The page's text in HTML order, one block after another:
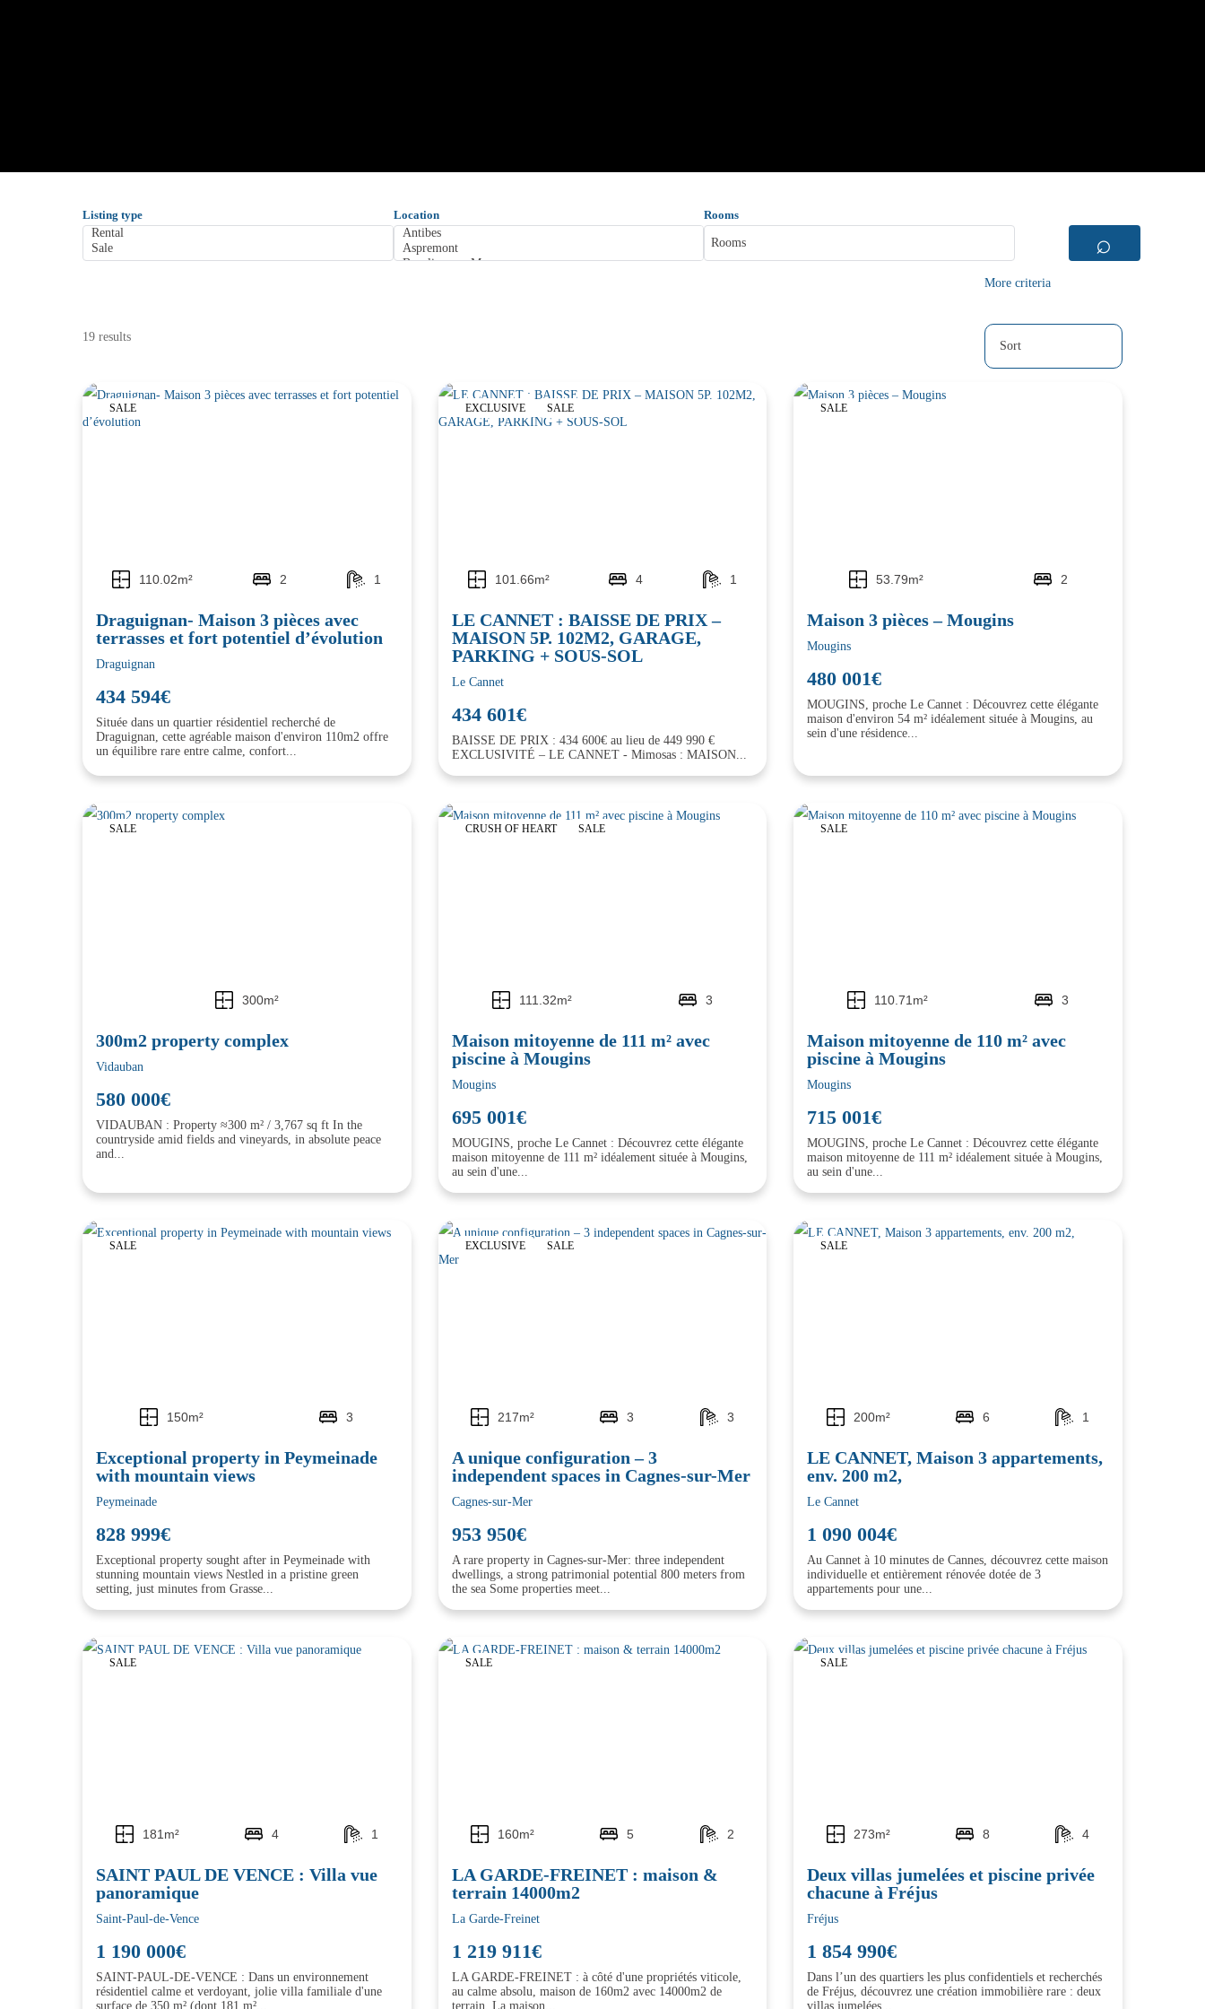
Listing type Location Rooms
More criteria
⌕
19 results
SALE
110.02m² 2 1
Draguignan- Maison 3 pièces avec
terrasses et fort potentiel d’évolution
Draguignan
434 594€
Située dans un quartier résidentiel recherché de
Draguignan, cette agréable maison d'environ 110m2 offre
un équilibre rare entre calme, confort...
EXCLUSIVE SALE
101.66m² 4 1
LE CANNET : BAISSE DE PRIX –
MAISON 5P. 102M2, GARAGE,
PARKING + SOUS-SOL
Le Cannet
434 601€
BAISSE DE PRIX : 434 600€ au lieu de 449 990 €
EXCLUSIVITÉ – LE CANNET - Mimosas : MAISON...
SALE
53.79m² 2
Maison 3 pièces – Mougins
Mougins
480 001€
MOUGINS, proche Le Cannet : Découvrez cette élégante
maison d'environ 54 m² idéalement située à Mougins, au
sein d'une résidence...
SALE
300m²
300m2 property complex
Vidauban
580 000€
VIDAUBAN : Property ≈300 m² / 3,767 sq ft In the
countryside amid fields and vineyards, in absolute peace
and...
CRUSH OF HEART SALE
111.32m² 3
Maison mitoyenne de 111 m² avec
piscine à Mougins
Mougins
695 001€
MOUGINS, proche Le Cannet : Découvrez cette élégante
maison mitoyenne de 111 m² idéalement située à Mougins,
au sein d'une...
SALE
110.71m² 3
Maison mitoyenne de 110 m² avec
piscine à Mougins
Mougins
715 001€
MOUGINS, proche Le Cannet : Découvrez cette élégante
maison mitoyenne de 111 m² idéalement située à Mougins,
au sein d'une...
SALE
150m² 3
Exceptional property in Peymeinade
with mountain views
Peymeinade
828 999€
Exceptional property sought after in Peymeinade with
stunning mountain views Nestled in a pristine green
setting, just minutes from Grasse...
EXCLUSIVE SALE
217m² 3 3
A unique configuration – 3
independent spaces in Cagnes-sur-Mer
Cagnes-sur-Mer
953 950€
A rare property in Cagnes-sur-Mer: three independent
dwellings, a strong patrimonial potential 800 meters from
the sea Some properties meet...
SALE
200m² 6 1
LE CANNET, Maison 3 appartements,
env. 200 m2,
Le Cannet
1 090 004€
Au Cannet à 10 minutes de Cannes, découvrez cette maison
individuelle et entièrement rénovée dotée de 3
appartements pour une...
SALE
181m² 4 1
SAINT PAUL DE VENCE : Villa vue
panoramique
Saint-Paul-de-Vence
1 190 000€
SAINT-PAUL-DE-VENCE : Dans un environnement
résidentiel calme et verdoyant, jolie villa familiale d'une
surface de 350 m² (dont 181 m²...
SALE
160m² 5 2
LA GARDE-FREINET : maison &
terrain 14000m2
La Garde-Freinet
1 219 911€
LA GARDE-FREINET : à côté d'une propriétés viticole,
au calme absolu, maison de 160m2 avec 14000m2 de
terrain. La maison...
SALE
273m² 8 4
Deux villas jumelées et piscine privée
chacune à Fréjus
Fréjus
1 854 990€
Dans l’un des quartiers les plus confidentiels et recherchés
de Fréjus, découvrez une création immobilière rare : deux
villas jumelées...